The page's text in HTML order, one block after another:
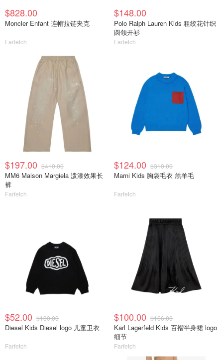
$828.00
Moncler Enfant 连帽拉链夹克
Farfetch
$148.00
Polo Ralph Lauren Kids 粗绞花针织
圆领开衫
Farfetch
$197.00 $410.00
MM6 Maison Margiela 泼漆效果长
裤
Farfetch
$124.00 $310.00
Marni Kids 胸袋毛衣 羔羊毛
Farfetch
$52.00 $130.00
Diesel Kids Diesel logo 儿童卫衣
Farfetch
$100.00 $166.00
Karl Lagerfeld Kids 百褶半身裙 logo
细节
Farfetch